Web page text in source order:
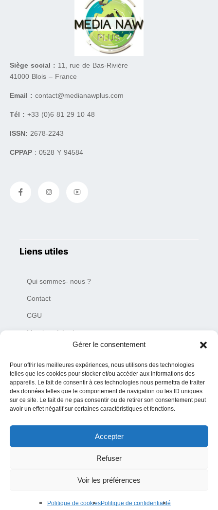
Gérer le consentement
Pour offrir les meilleures expériences, nous utilisons des technologies
telles que les cookies pour stocker et/ou accéder aux informations des
appareils. Le fait de consentir à ces technologies nous permettra de traiter
des données telles que le comportement de navigation ou les ID uniques
sur ce site. Le fait de ne pas consentir ou de retirer son consentement peut
avoir un effet négatif sur certaines caractéristiques et fonctions.
Accepter
Refuser
Voir les préférences
Politique de cookiesPolitique de confidentialité
Siège social : 11, rue de Bas-Rivière
41000 Blois – France
Email : contact@medianawplus.com
Tél : +33 (0)6 81 29 10 48
ISSN: 2678-2243
CPPAP : 0528 Y 94584
Liens utiles
Qui sommes- nous ?
Contact
CGU
Mentions Légales
Charte de déontologie
© 2019–2026 Tous droits réservés MediaNaw Plus – siret
Toute reproduction est interdite et toute information provenant de ce site
l’article)